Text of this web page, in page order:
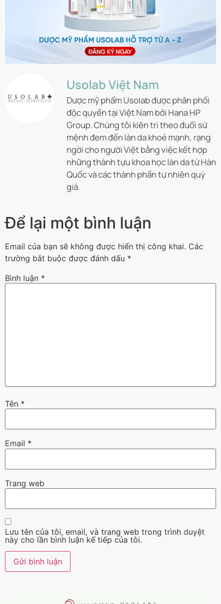
Usolab Việt Nam
Dược mỹ phẩm Usolab được phân phối
độc quyền tại Việt Nam bởi Hana HP
Group. Chúng tôi kiên trì theo đuổi sứ
mệnh đem đến làn da khoẻ mạnh, rạng
ngời cho người Việt bằng việc kết hợp
những thành tựu khoa học làn da từ Hàn
Quốc và các thành phần tự nhiên quý
giá.
Để lại một bình luận
Email của bạn sẽ không được hiển thị công khai. Các
trường bắt buộc được đánh dấu *
Bình luận *
Tên *
Email *
Trang web
Lưu tên của tôi, email, và trang web trong trình duyệt
này cho lần bình luận kế tiếp của tôi.